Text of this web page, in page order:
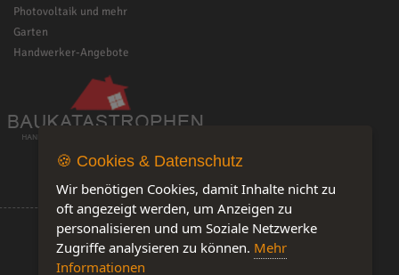
Photovoltaik und mehr
Garten
Handwerker-Angebote
🍪 Cookies & Datenschutz
Wir benötigen Cookies, damit Inhalte nicht zu
oft angezeigt werden, um Anzeigen zu
personalisieren und um Soziale Netzwerke
Zugriffe analysieren zu können. Mehr
Informationen